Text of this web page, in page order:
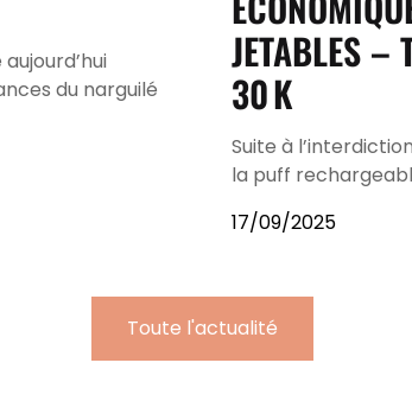
du narguilé
JETABLES –
30 K
Suite à
la puff
17/09/2025
Toute l'actualité